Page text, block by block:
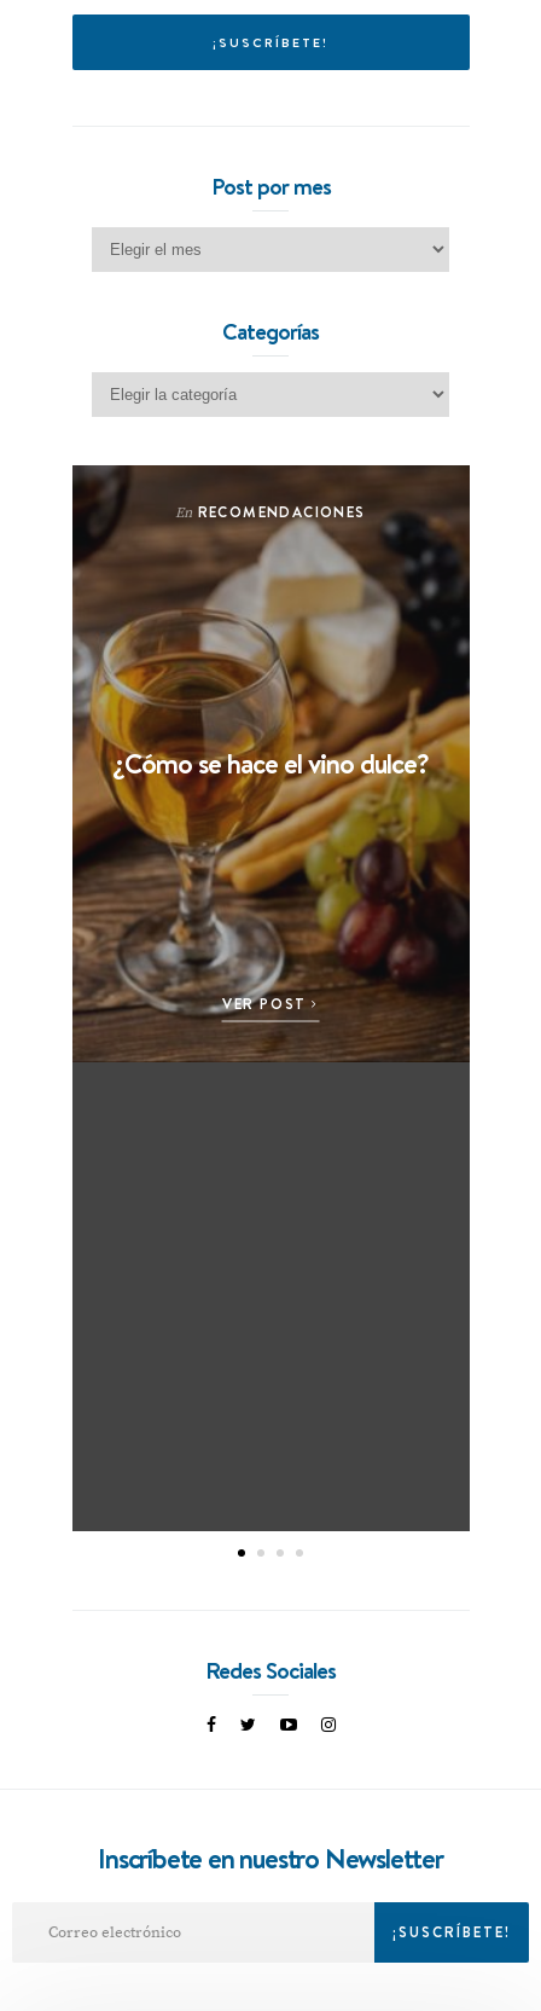
Post por mes
Post por mes
Categorías
Categorías
En RECOMENDACIONES
¿Cómo se hace el vino dulce?
VER POST
Redes Sociales
Inscríbete en nuestro Newsletter